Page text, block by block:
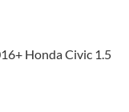
Honda Civic 1.5